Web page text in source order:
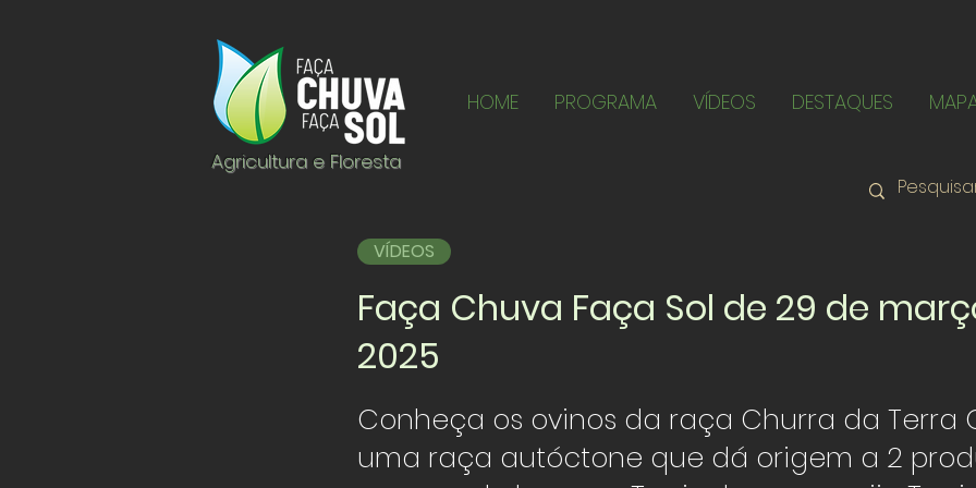
Agricultura e Floresta
HOME PROGRAMA VÍDEOS DESTAQUES
VÍDEOS
Faça Chuva Faça Sol de 29 de
2025
Conheça os ovinos da raça Churra da Terra
uma raça autóctone que dá origem a 2